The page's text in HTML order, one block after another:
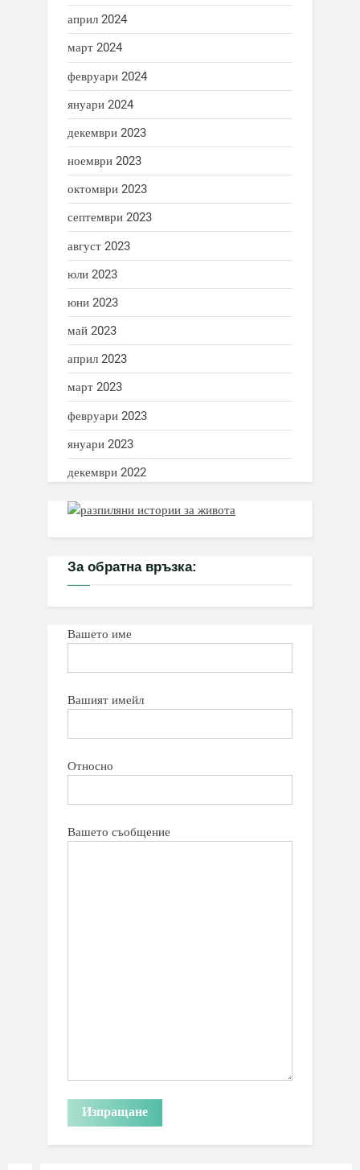
април 2024
март 2024
февруари 2024
януари 2024
декември 2023
ноември 2023
октомври 2023
септември 2023
август 2023
юли 2023
юни 2023
май 2023
април 2023
март 2023
февруари 2023
януари 2023
декември 2022
За обратна връзка:
Вашето име
Вашият имейл
Относно
Вашето съобщение